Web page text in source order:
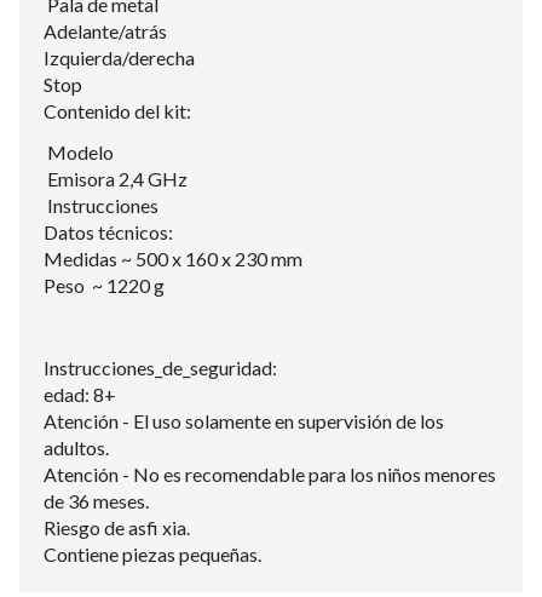
Adelante/atrás
Izquierda/derecha
Stop
Contenido del kit:
Modelo
Emisora 2,4 GHz
Instrucciones
Datos técnicos:
Medidas ~ 500 x 160 x 230 mm
Peso ~ 1220 g
Instrucciones_de_seguridad:
edad: 8+
Atención - El uso solamente en supervisión de los
adultos.
Atención - No es recomendable para los niños menores
de 36 meses.
Riesgo de asfi xia.
Contiene piezas pequeñas.